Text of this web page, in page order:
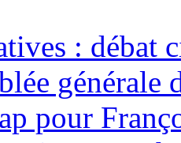
: débat
générale
pour